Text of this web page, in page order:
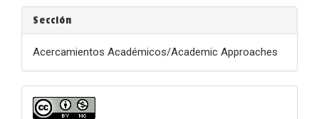
Sección
Acercamientos Académicos/Academic Approaches